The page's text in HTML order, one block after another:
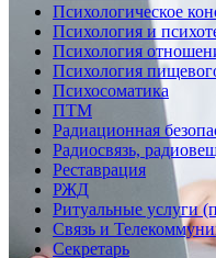
Психологическое
Психология и
Психология
Психология
Психосоматика
ПТМ
Радиационная
Радиосвязь,
Реставрация
РЖД
Ритуальные услуги
Связь и
Секретарь